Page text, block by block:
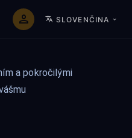
SLOVENČINA
a pokročilými